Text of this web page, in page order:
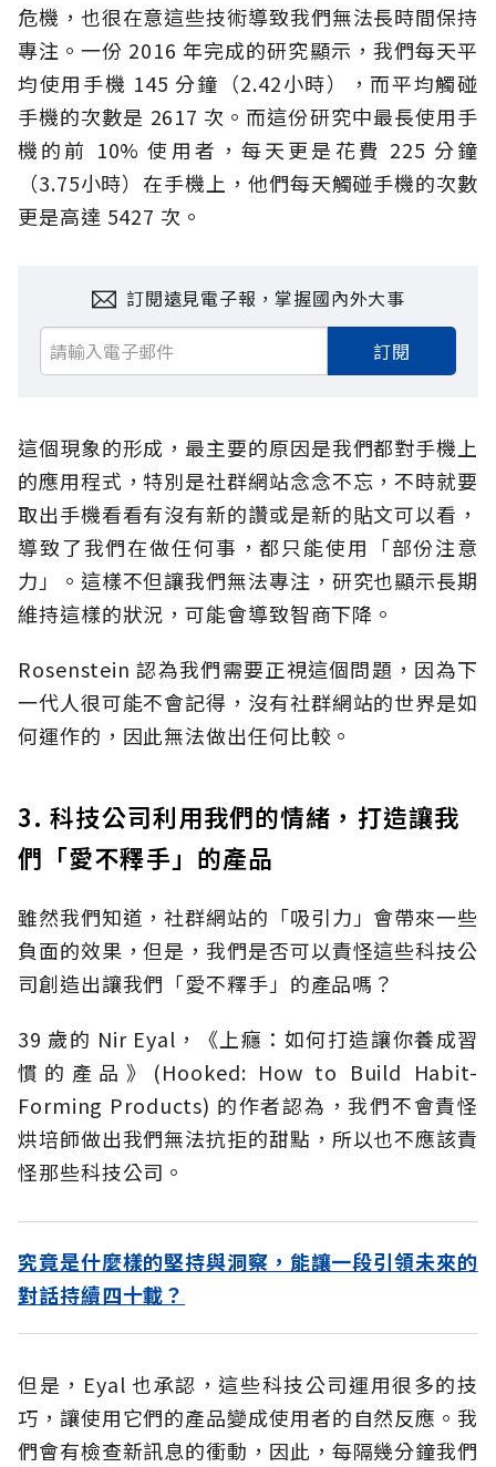
危機，也很在意這些技術導致我們無法長時間保持
專注。一份 2016 年完成的研究顯示，我們每天平
均使用手機 145 分鐘（2.42小時），而平均觸碰
手機的次數是 2617 次。而這份研究中最長使用手
機的前 10% 使用者，每天更是花費 225 分鐘
（3.75小時）在手機上，他們每天觸碰手機的次數
更是高達 5427 次。
訂閱遠見電子報，掌握國內外大事
訂閱
這個現象的形成，最主要的原因是我們都對手機上
的應用程式，特別是社群網站念念不忘，不時就要
取出手機看看有沒有新的讚或是新的貼文可以看，
導致了我們在做任何事，都只能使用「部份注意
力」。這樣不但讓我們無法專注，研究也顯示長期
維持這樣的狀況，可能會導致智商下降。
Rosenstein 認為我們需要正視這個問題，因為下
一代人很可能不會記得，沒有社群網站的世界是如
何運作的，因此無法做出任何比較。
3. 科技公司利用我們的情緒，打造讓我
們「愛不釋手」的產品
雖然我們知道，社群網站的「吸引力」會帶來一些
負面的效果，但是，我們是否可以責怪這些科技公
司創造出讓我們「愛不釋手」的產品嗎？
39 歲的 Nir Eyal，《上癮：如何打造讓你養成習
慣的產品》(Hooked: How to Build Habit-
Forming Products) 的作者認為，我們不會責怪
烘培師做出我們無法抗拒的甜點，所以也不應該責
怪那些科技公司。
究竟是什麼樣的堅持與洞察，能讓一段引領未來的
對話持續四十載？
但是，Eyal 也承認，這些科技公司運用很多的技
巧，讓使用它們的產品變成使用者的自然反應。我
們會有檢查新訊息的衝動，因此，每隔幾分鐘我們